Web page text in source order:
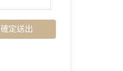
確定送出